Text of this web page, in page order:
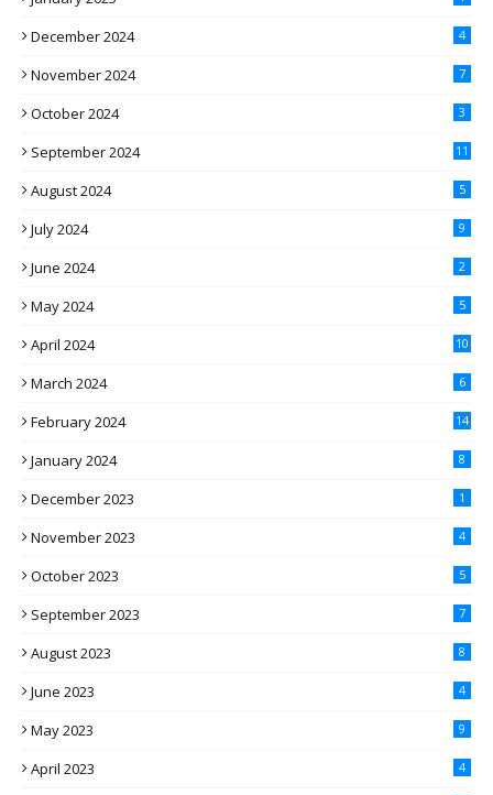
December 2024 4
November 2024 7
October 2024 3
September 2024 11
August 2024 5
July 2024 9
June 2024 2
May 2024 5
April 2024 10
March 2024 6
February 2024 14
January 2024 8
December 2023 1
November 2023 4
October 2023 5
September 2023 7
August 2023 8
June 2023 4
May 2023 9
April 2023 4